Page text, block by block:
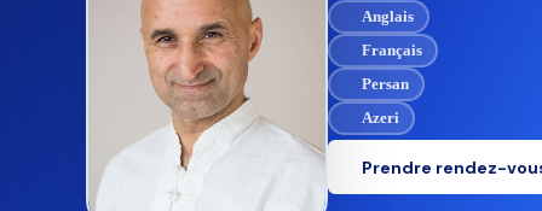
Anglais
Français
Persan
Azeri
Prendre rendez-